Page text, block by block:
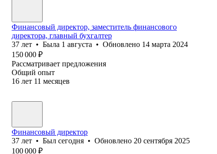
Финансовый директор, заместитель финансового
директора, главный бухгалтер
37 лет • Была 1 августа • Обновлено 14 марта 2024
150 000 ₽
Рассматривает предложения
Общий опыт
16 лет 11 месяцев
Финансовый директор
37 лет • Был сегодня • Обновлено 20 сентября 2025
100 000 ₽